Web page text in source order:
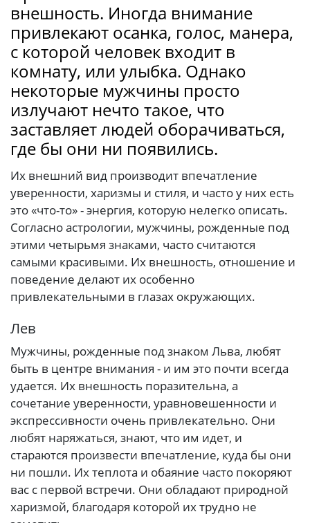
внешность. Иногда внимание
привлекают осанка, голос, манера,
с которой человек входит в
комнату, или улыбка. Однако
некоторые мужчины просто
излучают нечто такое, что
заставляет людей оборачиваться,
где бы они ни появились.
Их внешний вид производит впечатление
уверенности, харизмы и стиля, и часто у них есть
это «что-то» - энергия, которую нелегко описать.
Согласно астрологии, мужчины, рожденные под
этими четырьмя знаками, часто считаются
самыми красивыми. Их внешность, отношение и
поведение делают их особенно
привлекательными в глазах окружающих.
Лев
Мужчины, рожденные под знаком Льва, любят
быть в центре внимания - и им это почти всегда
удается. Их внешность поразительна, а
сочетание уверенности, уравновешенности и
экспрессивности очень привлекательно. Они
любят наряжаться, знают, что им идет, и
стараются произвести впечатление, куда бы они
ни пошли. Их теплота и обаяние часто покоряют
вас с первой встречи. Они обладают природной
харизмой, благодаря которой их трудно не